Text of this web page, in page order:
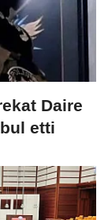
Daire
etti